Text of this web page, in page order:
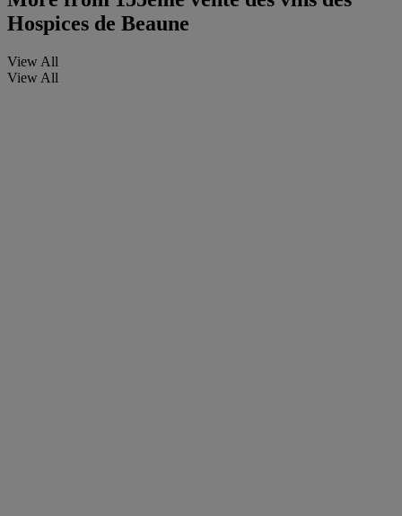
Hospices de Beaune
View All
View All